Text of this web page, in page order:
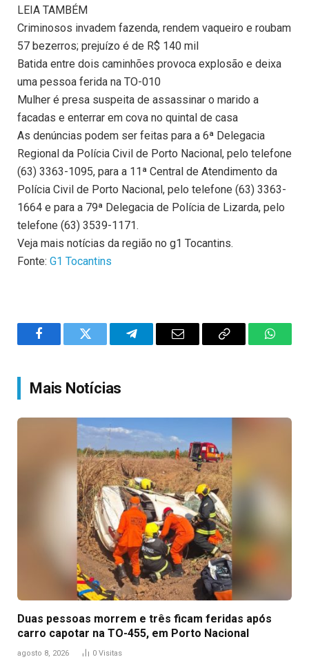
LEIA TAMBÉM
Criminosos invadem fazenda, rendem vaqueiro e roubam
57 bezerros; prejuízo é de R$ 140 mil
Batida entre dois caminhões provoca explosão e deixa
uma pessoa ferida na TO-010
Mulher é presa suspeita de assassinar o marido a
facadas e enterrar em cova no quintal de casa
As denúncias podem ser feitas para a 6ª Delegacia
Regional da Polícia Civil de Porto Nacional, pelo telefone
(63) 3363-1095, para a 11ª Central de Atendimento da
Polícia Civil de Porto Nacional, pelo telefone (63) 3363-
1664 e para a 79ª Delegacia de Polícia de Lizarda, pelo
telefone (63) 3539-1171.
Veja mais notícias da região no g1 Tocantins.
Fonte: G1 Tocantins
FacebookTwitter TelegramEmail
Copy
Mais Notícias
Duas pessoas morrem e três ficam feridas após
carro capotar na TO-455, em Porto Nacional
agosto 8, 2026 0 Visitas